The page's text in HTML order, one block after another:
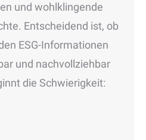
und wohlklingende
Entscheidend ist, ob
ESG-Informationen
und nachvollziehbar
die Schwierigkeit: